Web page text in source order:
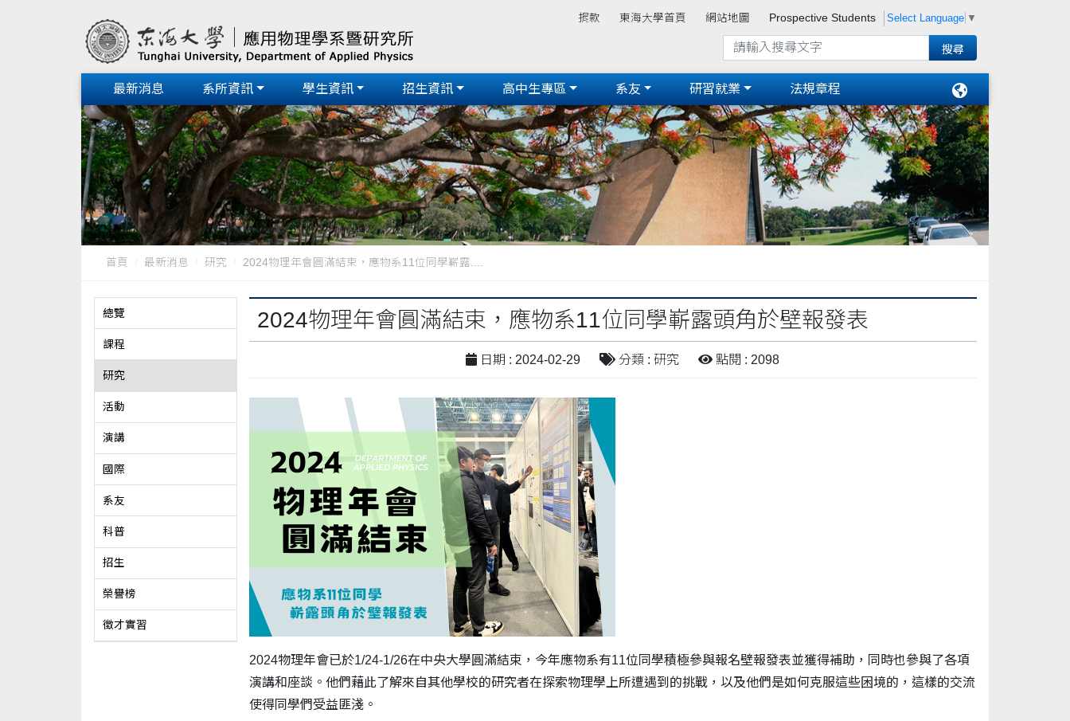
捐款 東海大學首頁 網站地圖 Prospective Students Select Language ▼
最新消息 系所資訊 學生資訊 招生資訊 高中生專區 系友 研習就業 法規章程
首頁 最新消息 研究 2024物理年會圓滿結束，應物系11位同學嶄露....
總覽
課程
研究
活動
演講
國際
系友
科普
招生
榮譽榜
徵才實習
2024物理年會圓滿結束，應物系11位同學嶄露頭角於壁報發表
日期 : 2024-02-29 分類 : 研究 點閱 : 2098
2024物理年會已於1/24-1/26在中央大學圓滿結束，今年應物系有11位同學積極參與報名壁報發表並獲得補助，同時也參與了各項
演講和座談。他們藉此了解來自其他學校的研究者在探索物理學上所遭遇到的挑戰，以及他們是如何克服這些困境的，這樣的交流
使得同學們受益匪淺。